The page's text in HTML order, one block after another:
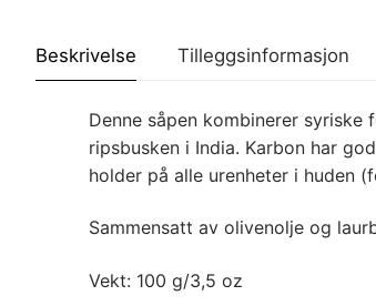
Beskrivelse Tilleggsinformasjon
Denne såpen kombinerer
ripsbusken i India. Karbon har
holder på alle urenheter i huden
Sammensatt av olivenolje og
Vekt: 100 g/3,5 oz